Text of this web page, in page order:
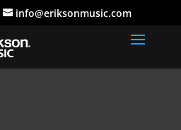
info@eriksonmusic.com